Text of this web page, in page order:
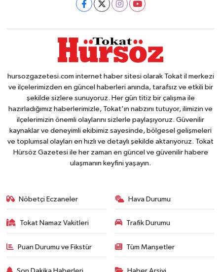
hursozgazetesi.com internet haber sitesi olarak Tokat il merkezi
ve ilçelerimizden en güncel haberleri anında, tarafsız ve etkili bir
şekilde sizlere sunuyoruz. Her gün titiz bir çalışma ile
hazırladığımız haberlerimizle, Tokat'ın nabzını tutuyor, ilimizin ve
ilçelerimizin önemli olaylarını sizlerle paylaşıyoruz. Güvenilir
kaynaklar ve deneyimli ekibimiz sayesinde, bölgesel gelişmeleri
ve toplumsal olayları en hızlı ve detaylı şekilde aktarıyoruz. Tokat
Hürsöz Gazetesi ile her zaman en güncel ve güvenilir habere
ulaşmanın keyfini yaşayın.
Nöbetçi Eczaneler Hava Durumu
Tokat Namaz Vakitleri Trafik Durumu
Puan Durumu ve Fikstür Tüm Manşetler